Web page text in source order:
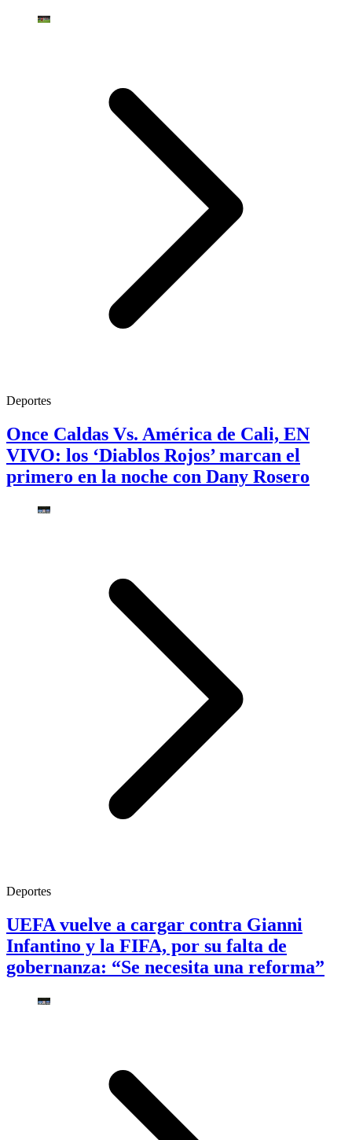
Deportes
Once Caldas Vs. América de Cali, EN
VIVO: los ‘Diablos Rojos’ marcan el
primero en la noche con Dany Rosero
Deportes
UEFA vuelve a cargar contra Gianni
Infantino y la FIFA, por su falta de
gobernanza: “Se necesita una reforma”